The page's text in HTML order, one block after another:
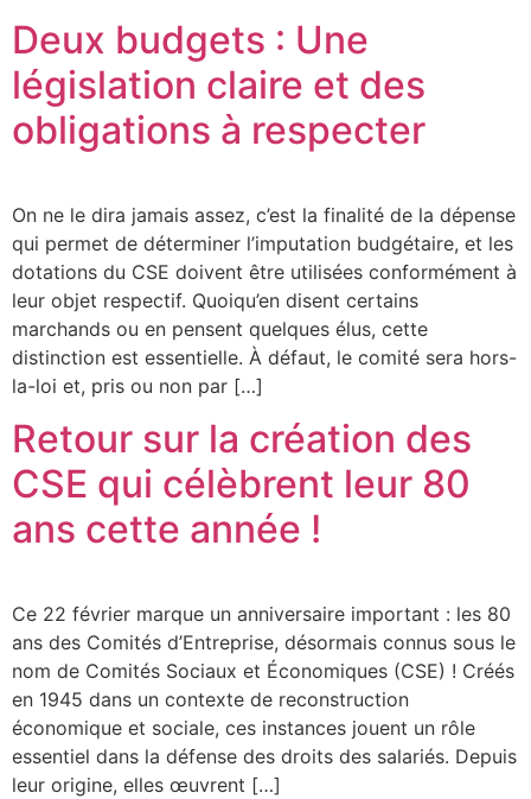
Deux budgets : Une
législation claire et des
obligations à respecter
On ne le dira jamais assez, c’est la finalité de la dépense
qui permet de déterminer l’imputation budgétaire, et les
dotations du CSE doivent être utilisées conformément à
leur objet respectif. Quoiqu’en disent certains
marchands ou en pensent quelques élus, cette
distinction est essentielle. À défaut, le comité sera hors-
la-loi et, pris ou non par […]
Retour sur la création des
CSE qui célèbrent leur 80
ans cette année !
Ce 22 février marque un anniversaire important : les 80
ans des Comités d’Entreprise, désormais connus sous le
nom de Comités Sociaux et Économiques (CSE) ! Créés
en 1945 dans un contexte de reconstruction
économique et sociale, ces instances jouent un rôle
essentiel dans la défense des droits des salariés. Depuis
leur origine, elles œuvrent […]